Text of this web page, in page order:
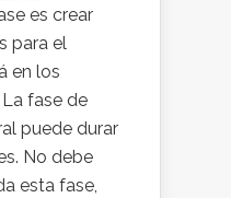
es crear
para el
en los
fase de
puede durar
No debe
esta fase,